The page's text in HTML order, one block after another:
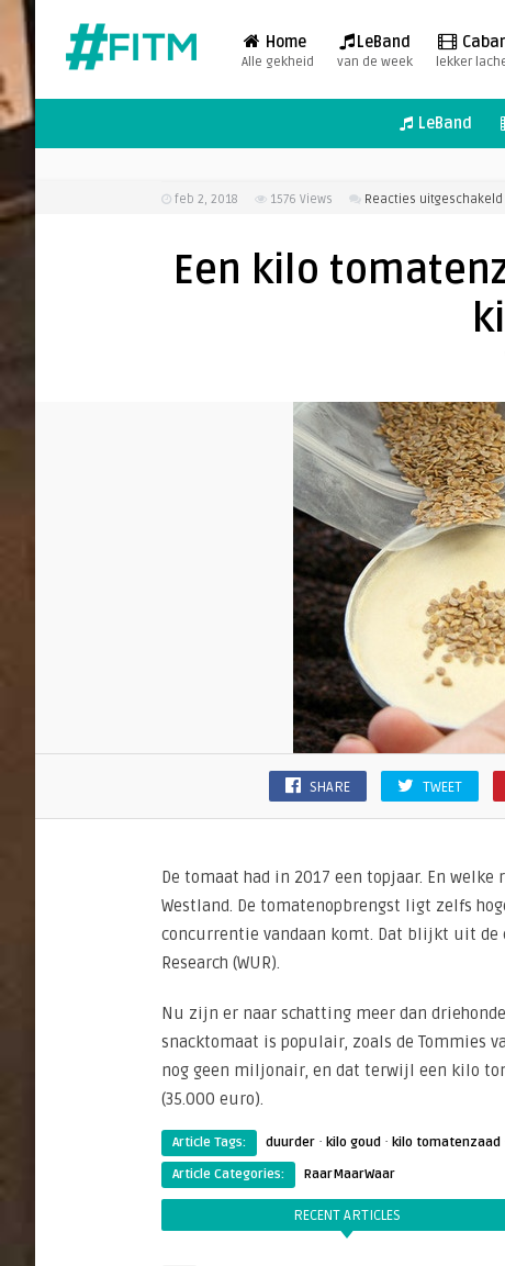
Home
Alle gekheid
LeBand
van de week lekker
LeBand
feb 2, 2018 1576 Views Reacties uitgeschakeld
Een kilo
SHARE TWEET
De tomaat had in 2017 een topjaar. En
Westland. De tomatenopbrengst ligt zelfs
concurrentie vandaan komt. Dat blijkt uit de
Research (WUR).
Nu zijn er naar schatting meer dan
snacktomaat is populair, zoals de Tommies
nog geen miljonair, en dat terwijl een kilo
(35.000 euro).
Article Tags: duurder · kilo goud · kilo tomatenzaad
Article Categories:
RaarMaarWaar
RECENT ARTICLES